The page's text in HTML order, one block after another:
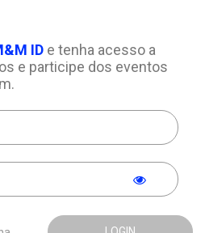
IDe tenha acesso a
e participe dos eventos